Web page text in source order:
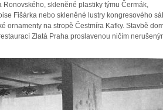
skleněné plastiky týmu Čermák,
Fišárka nebo skleněné lustry kongresového
ornamenty na stropě Čestmíra Kafky. Stavbě
Zlatá Praha proslavenou ničím